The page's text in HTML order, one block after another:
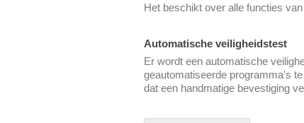
Het beschikt over alle functies
Automatische veiligheidstest
Er wordt een automatische
geautomatiseerde programma's
dat een handmatige bevestiging